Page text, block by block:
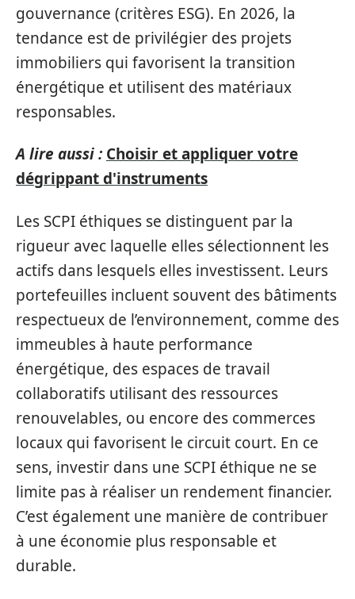
gouvernance (critères ESG). En 2026, la
tendance est de privilégier des projets
immobiliers qui favorisent la transition
énergétique et utilisent des matériaux
responsables.
A lire aussi : Choisir et appliquer votre
dégrippant d'instruments
Les SCPI éthiques se distinguent par la
rigueur avec laquelle elles sélectionnent les
actifs dans lesquels elles investissent. Leurs
portefeuilles incluent souvent des bâtiments
respectueux de l’environnement, comme des
immeubles à haute performance
énergétique, des espaces de travail
collaboratifs utilisant des ressources
renouvelables, ou encore des commerces
locaux qui favorisent le circuit court. En ce
sens, investir dans une SCPI éthique ne se
limite pas à réaliser un rendement financier.
C’est également une manière de contribuer
à une économie plus responsable et
durable.